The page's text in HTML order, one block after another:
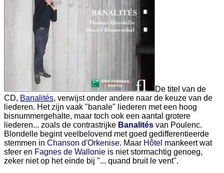
De titel van de
CD, Banalités, verwijst onder andere naar de keuze van de
liederen. Het zijn vaak "banale" liederen met een hoog
bisnummergehalte, maar toch ook een aantal grotere
liederen... zoals de contrastrijke Banalités van Poulenc.
Blondelle begint veelbelovend met goed gedifferentieerde
stemmen in Chanson d'Orkenise. Maar Hôtel mankeert wat
sfeer en Fagnes de Wallonie is niet stormachtig genoeg,
zeker niet op het einde bij "... quand bruit le vent".